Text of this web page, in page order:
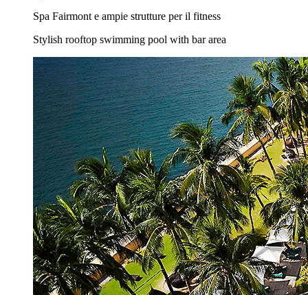
Spa Fairmont e ampie strutture per il fitness
Stylish rooftop swimming pool with bar area